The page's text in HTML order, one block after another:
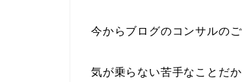
今からブログのコンサルの
気が乗らない苦手なことだ